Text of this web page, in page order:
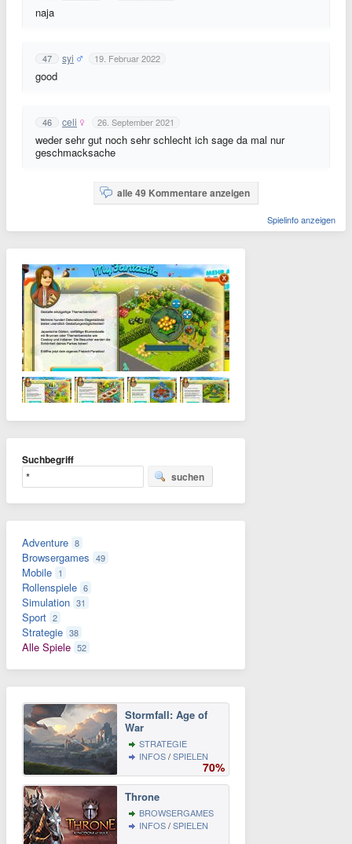
naja
47 syi 19. Februar 2022
good
46 celi 26. September 2021
weder sehr gut noch sehr schlecht ich sage da mal nur
geschmacksache
alle 49 Kommentare anzeigen
Spielinfo anzeigen
Suchbegriff
suchen
Adventure 8
Browsergames 49
Mobile 1
Rollenspiele 6
Simulation 31
Sport 2
Strategie 38
Alle Spiele 52
Stormfall: Age of
War
STRATEGIE
INFOS/SPIELEN
70%
Throne
BROWSERGAMES
INFOS/SPIELEN